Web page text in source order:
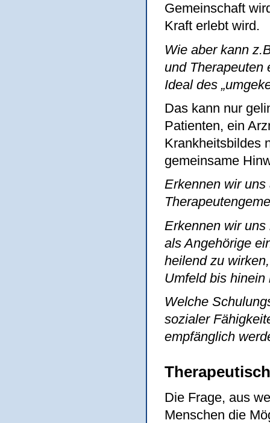
Gemeinschaft
Kraft erlebt wird.
Wie aber kann
und Therapeuten
Ideal des
Das kann nur
Patienten, ein
Krankheitsbildes
gemeinsame
Erkennen wir
Erkennen wir
als Angehörige
heilend zu
Umfeld bis
Welche
sozialer
empfänglich
Die Frage, aus
Menschen die